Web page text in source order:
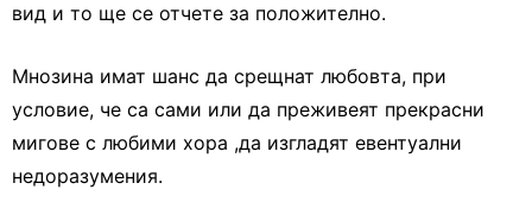
вид и то ще се отчете за положително.
Мнозина имат шанс да срещнат любовта, при
условие, че са сами или да преживеят прекрасни
мигове с любими хора ,да изгладят евентуални
недоразумения.